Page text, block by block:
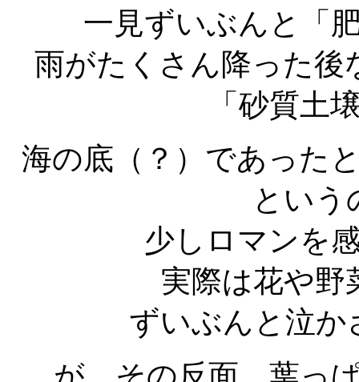
一見ずいぶんと「
雨がたくさん降った
「砂質土
海の底（？）であった
という
少しロマンを
実際は花や野
ずいぶんと泣か